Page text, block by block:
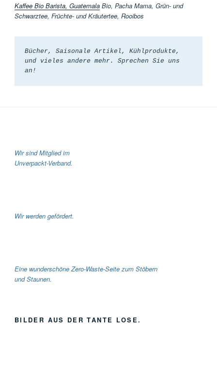
Kaffee Bio Barista, Guatemala Bio, Pacha Mama, Grün- und
Schwarztee, Früchte- und Kräutertee, Rooibos
Bücher, Saisonale Artikel, Kühlprodukte,
und vieles andere mehr. Sprechen Sie uns
an!
Wir sind Mitglied im
Unverpackt-Verband.
Wir werden gefördert.
Eine wunderschöne Zero-Waste-Seite zum Stöbern
und Staunen.
BILDER AUS DER TANTE LOSE.